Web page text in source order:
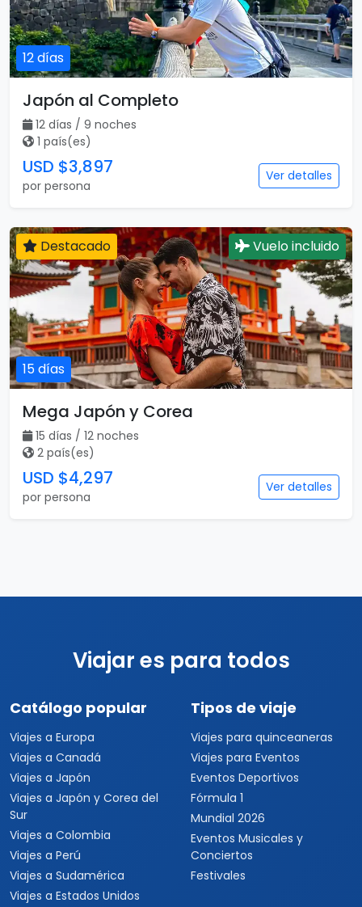
12 días
Japón al Completo
12 días / 9 noches
1 país(es)
USD $3,897
por persona
Ver detalles
15 días
Destacado Vuelo incluido
Mega Japón y Corea
15 días / 12 noches
2 país(es)
USD $4,297
por persona
Ver detalles
Viajar es para todos
Catálogo popular
Viajes a Europa
Viajes a Canadá
Viajes a Japón
Viajes a Japón y Corea del
Sur
Viajes a Colombia
Viajes a Perú
Viajes a Sudamérica
Viajes a Estados Unidos
Tipos de viaje
Viajes para quinceaneras
Viajes para Eventos
Eventos Deportivos
Fórmula 1
Mundial 2026
Eventos Musicales y
Conciertos
Festivales